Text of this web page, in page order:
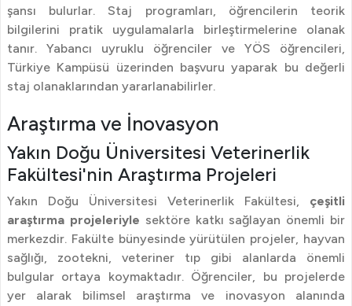
şansı bulurlar. Staj programları, öğrencilerin teorik
bilgilerini pratik uygulamalarla birleştirmelerine olanak
tanır. Yabancı uyruklu öğrenciler ve YÖS öğrencileri,
Türkiye Kampüsü üzerinden başvuru yaparak bu değerli
staj olanaklarından yararlanabilirler.
Araştırma ve İnovasyon
Yakın Doğu Üniversitesi Veterinerlik
Fakültesi'nin Araştırma Projeleri
Yakın Doğu Üniversitesi Veterinerlik Fakültesi, çeşitli
araştırma projeleriyle sektöre katkı sağlayan önemli bir
merkezdir. Fakülte bünyesinde yürütülen projeler, hayvan
sağlığı, zootekni, veteriner tıp gibi alanlarda önemli
bulgular ortaya koymaktadır. Öğrenciler, bu projelerde
yer alarak bilimsel araştırma ve inovasyon alanında